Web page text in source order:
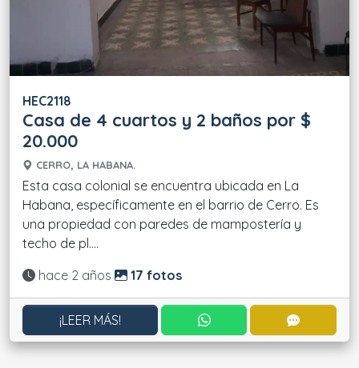
HEC2118
Casa de 4 cuartos y 2 baños por $
20.000
CERRO, LA HABANA.
Esta casa colonial se encuentra ubicada en La
Habana, específicamente en el barrio de Cerro. Es
una propiedad con paredes de mampostería y
techo de pl....
Actualizado:
hace 2 años 17 fotos
¡LEER MÁS! CONTACTAR POR